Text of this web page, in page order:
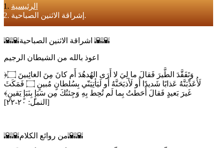
الرئيسية
إشراقة الاثنين الصباحية.
🌇🌇اشراقة الاثنين الصباحية 🌇🌇
اعوذ بالله من الشيطان الرجيم
﴿وَتَفَقَّدَ الطَّيرَ فَقالَ ما لِيَ لا أَرَى الهُدهُدَ أَم كانَ مِنَ الغائِبينَ ۝
لَأُعَذِّبَنَّهُ عَذابًا شَديدًا أَو لَأَذبَحَنَّهُ أَو لَيَأتِيَنّي بِسُلطانٍ مُبينٍ ۝ فَمَكَثَ
غَيرَ بَعيدٍ فَقالَ أَحَطتُ بِما لَم تُحِط بِهِ وَجِئتُكَ مِن سَبَإٍ بِنَبَإٍ يَقينٍ﴾
[النمل: ٢٠-٢٢]
🌇🌇من روائع الكلام🌇🌇